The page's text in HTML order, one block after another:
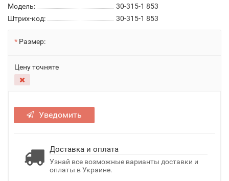
Модель:
30-315-1 853
Штрих-код:
30-315-1 853
Размер:
Цену точняте
Уведомить
Доставка и оплата
Узнай все возможные варианты доставки и
оплаты в Украине.